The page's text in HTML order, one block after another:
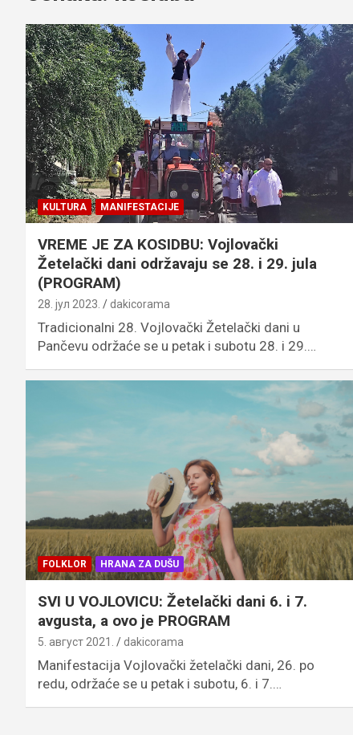
KULTURA MANIFESTACIJE
VREME JE ZA KOSIDBU: Vojlovački
Žetelački dani održavaju se 28. i 29. jula
(PROGRAM)
28. јул 2023. dakicorama
Tradicionalni 28. Vojlovački Žetelački dani u
Pančevu održaće se u petak i subotu 28. i 29.…
FOLKLOR HRANA ZA DUŠU
SVI U VOJLOVICU: Žetelački dani 6. i 7.
avgusta, a ovo je PROGRAM
5. август 2021. dakicorama
Manifestacija Vojlovački žetelački dani, 26. po
redu, održaće se u petak i subotu, 6. i 7.…